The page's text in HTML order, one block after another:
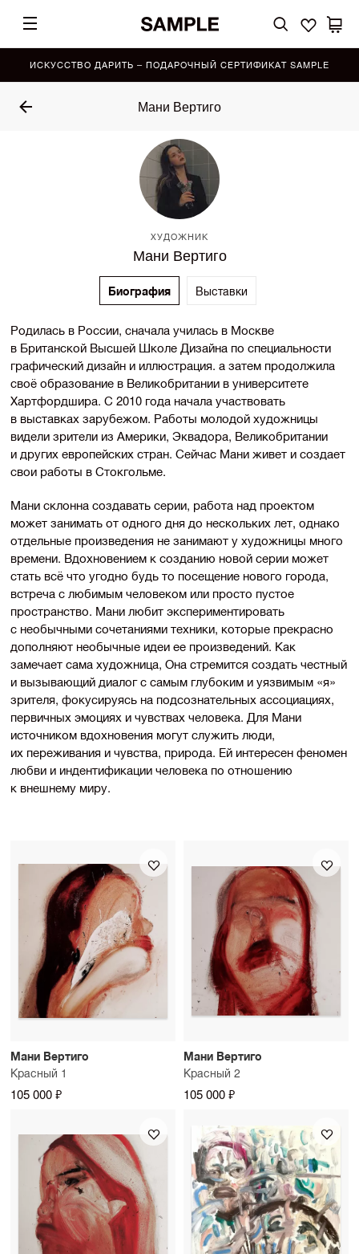
ИСКУССТВО ДАРИТЬ – ПОДАРОЧНЫЙ СЕРТИФИКАТ SAMPLE
Мани Вертиго
ХУДОЖНИК
Мани Вертиго
Биография Выставки
Родилась в России, сначала училась в Москве
в Британской Высшей Школе Дизайна по специальности
графический дизайн и иллюстрация. а затем продолжила
своё образование в Великобритании в университете
Хартфордшира. С 2010 года начала участвовать
в выставках зарубежом. Работы молодой художницы
видели зрители из Америки, Эквадора, Великобритании
и других европейских стран. Сейчас Мани живет и создает
свои работы в Стокгольме.
Мани склонна создавать серии, работа над проектом
может занимать от одного дня до нескольких лет, однако
отдельные произведения не занимают у художницы много
времени. Вдохновением к созданию новой серии может
стать всё что угодно будь то посещение нового города,
встреча с любимым человеком или просто пустое
пространство. Мани любит экспериментировать
с необычными сочетаниями техники, которые прекрасно
дополняют необычные идеи ее произведений. Как
замечает сама художница, Она стремится создать честный
и вызывающий диалог с самым глубоким и уязвимым «я»
зрителя, фокусируясь на подсознательных ассоциациях,
первичных эмоциях и чувствах человека. Для Мани
источником вдохновения могут служить люди,
их переживания и чувства, природа. Ей интересен феномен
любви и индентификации человека по отношению
к внешнему миру.
Мани Вертиго
Красный 1
105 000 ₽
Мани Вертиго
Красный 2
105 000 ₽